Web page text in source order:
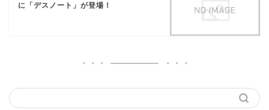
に「デスノート」が登場！